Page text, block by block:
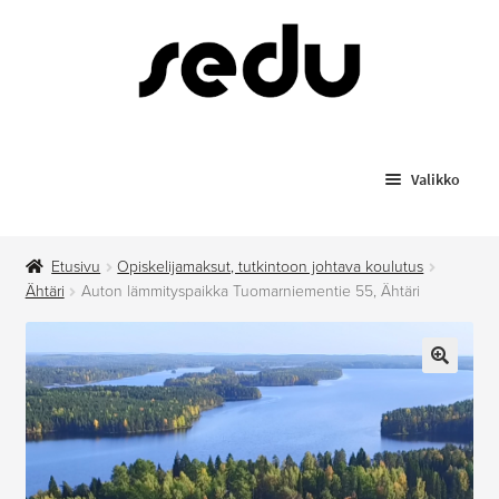
Siirry
navigointiin
Siirry
sisältöön
Valikko
Todistusjäljennökset
Myytävät tuotteet
tason
valikko
Anniskelupassit
Hygieniapassi
Etusivu
Opiskelijamaksut, tutkintoon johtava koulutus
Ähtäri
Auton lämmityspaikka Tuomarniementie 55, Ähtäri